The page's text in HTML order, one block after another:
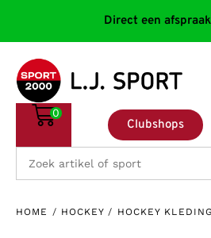
Direct een
Clubshops
0
HOME / HOCKEY / HOCKEY KLEDING